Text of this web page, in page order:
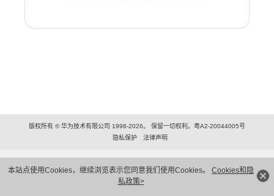
本站点使用Cookies，继续浏览表示您同意我们使用Cookies。 Cookies和隐
私政策>
版权所有 © 华为技术有限公司 1998-2026。 保留一切权利。粤A2-20044005号
隐私保护
法律声明